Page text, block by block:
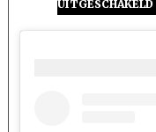
UITGESCHAKELD